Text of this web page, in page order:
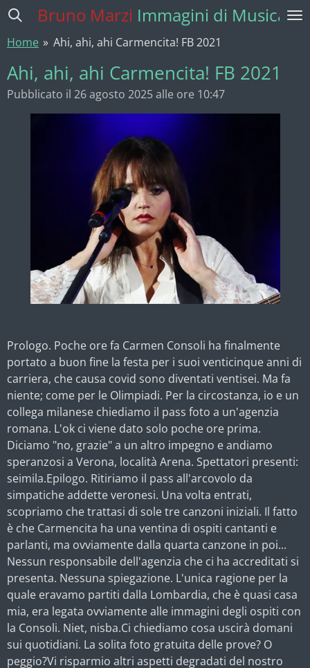
Vai
contenuto
principale
Bruno Marzi Immagini di Musica
Home » Ahi, ahi, ahi Carmencita! FB 2021
Ahi, ahi, ahi Carmencita! FB 2021
Pubblicato il 26 agosto 2025 alle ore 10:47
Prologo. Poche ore fa Carmen Consoli ha finalmente
portato a buon fine la festa per i suoi venticinque anni di
carriera, che causa covid sono diventati ventisei. Ma fa
niente; come per le Olimpiadi. Per la circostanza, io e un
collega milanese chiediamo il pass foto a un'agenzia
romana. L'ok ci viene dato solo poche ore prima.
Diciamo "no, grazie" a un altro impegno e andiamo
speranzosi a Verona, località Arena. Spettatori presenti:
seimila.Epilogo. Ritiriamo il pass all'arcovolo da
simpatiche addette veronesi. Una volta entrati,
scopriamo che trattasi di sole tre canzoni iniziali. Il fatto
è che Carmencita ha una ventina di ospiti cantanti e
parlanti, ma ovviamente dalla quarta canzone in poi...
Nessun responsabile dell'agenzia che ci ha accreditati si
presenta. Nessuna spiegazione. L'unica ragione per la
quale eravamo partiti dalla Lombardia, che è quasi casa
mia, era legata ovviamente alle immagini degli ospiti con
la Consoli. Niet, nisba.Ci chiediamo cosa uscirà domani
sui quotidiani. La solita foto gratuita delle prove? O
peggio?Vi risparmio altri aspetti degradati del nostro